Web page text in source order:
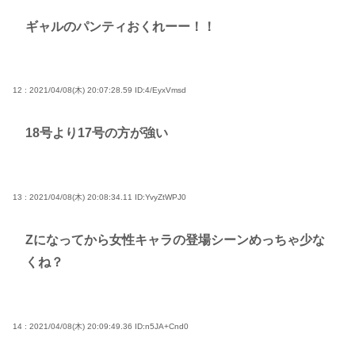
ギャルのパンティおくれーー！！
12 : 2021/04/08(木) 20:07:28.59 ID:4/EyxVmsd
18号より17号の方が強い
13 : 2021/04/08(木) 20:08:34.11 ID:YvyZtWPJ0
Zになってから女性キャラの登場シーンめっちゃ少な
くね？
14 : 2021/04/08(木) 20:09:49.36 ID:n5JA+Cnd0